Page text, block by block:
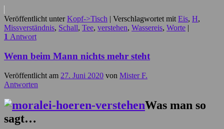
Veröffentlicht unter Kopf->Tisch | Verschlagwortet mit Eis, H,
Missverständnis, Schall, Tee, verstehen, Wassereis, Worte |
1 Antwort
Wenn beim Mann nichts mehr steht
Veröffentlicht am 27. Juni 2020 von Mister F.
Antworten
Was man so
sagt…